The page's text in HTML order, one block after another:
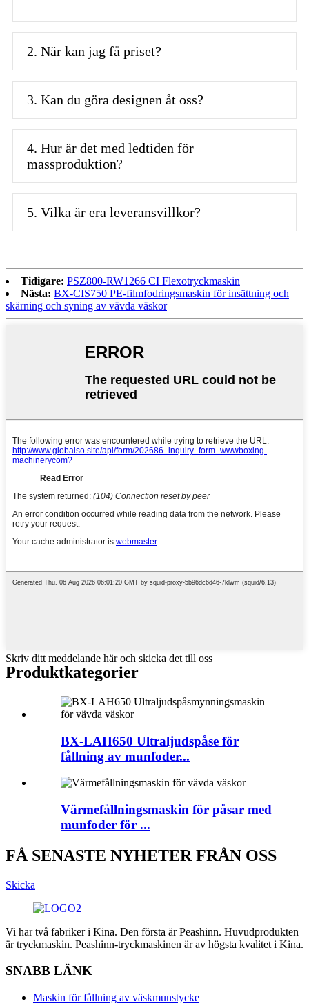
2. När kan jag få priset?
3. Kan du göra designen åt oss?
4. Hur är det med ledtiden för
massproduktion?
5. Vilka är era leveransvillkor?
Tidigare: PSZ800-RW1266 CI Flexotryckmaskin
Nästa: BX-CIS750 PE-filmfodringsmaskin för insättning och
skärning och syning av vävda väskor
Skriv ditt meddelande här och skicka det till oss
Produktkategorier
BX-LAH650 Ultraljudspåse för
fållning av munfoder...
Värmefållningsmaskin för påsar med
munfoder för ...
FÅ SENASTE NYHETER FRÅN OSS
Skicka
Vi har två fabriker i Kina. Den första är Peashinn. Huvudprodukten
är tryckmaskin. Peashinn-tryckmaskinen är av högsta kvalitet i Kina.
SNABB LÄNK
Maskin för fållning av väskmunstycke